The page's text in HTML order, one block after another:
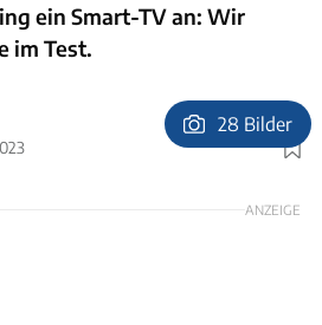
ein Smart-TV an: Wir
im Test.
Foto: Andreas Becker
28 Bilder
ANZEIGE